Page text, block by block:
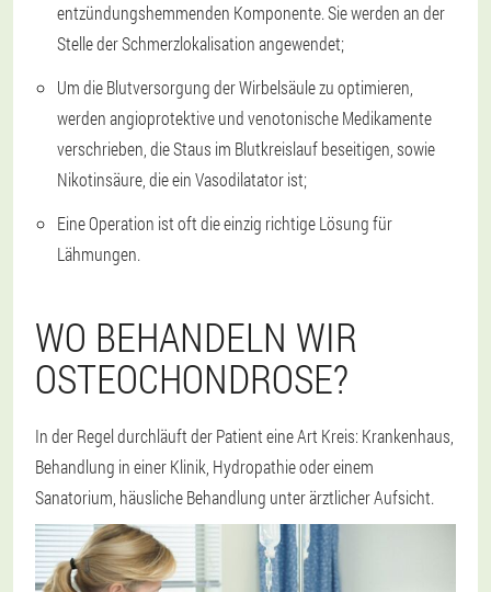
entzündungshemmenden Komponente. Sie werden an der
Stelle der Schmerzlokalisation angewendet;
Um die Blutversorgung der Wirbelsäule zu optimieren,
werden angioprotektive und venotonische Medikamente
verschrieben, die Staus im Blutkreislauf beseitigen, sowie
Nikotinsäure, die ein Vasodilatator ist;
Eine Operation ist oft die einzig richtige Lösung für
Lähmungen.
WO BEHANDELN WIR
OSTEOCHONDROSE?
In der Regel durchläuft der Patient eine Art Kreis: Krankenhaus,
Behandlung in einer Klinik, Hydropathie oder einem
Sanatorium, häusliche Behandlung unter ärztlicher Aufsicht.